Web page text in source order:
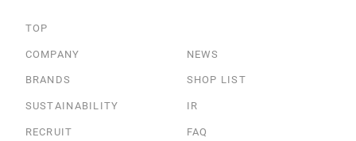
TOP
COMPANY NEWS
BRANDS SHOP LIST
SUSTAINABILITY IR
RECRUIT FAQ